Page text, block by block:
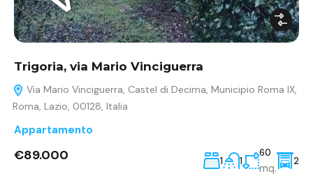
Trigoria, via Mario Vinciguerra
Via Mario Vinciguerra, Castel di Decima, Municipio Roma IX,
Roma, Lazio, 00128, Italia
Appartamento
€89.000 1 1
60
mq.
2